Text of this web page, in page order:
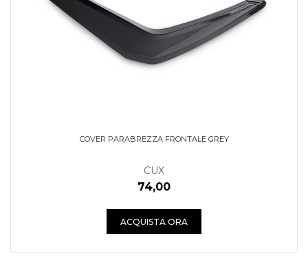
COVER PARABREZZA FRONTALE GREY
CUX
74,00
ACQUISTA ORA